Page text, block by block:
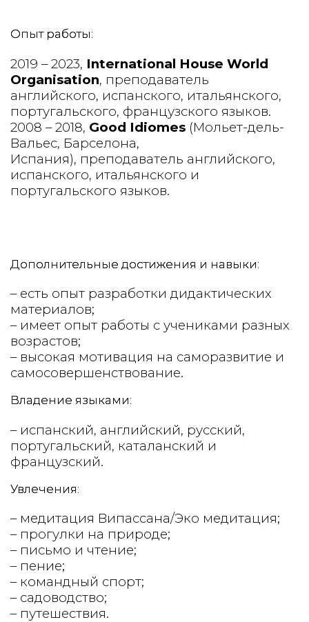
Опыт работы:
2019 – 2023, International House World
Organisation, преподаватель
английского, испанского, итальянского,
португальского, французского языков.
2008 – 2018, Good Idiomes (Мольет-дель-
Вальес, Барселона,
Испания), преподаватель английского,
испанского, итальянского и
португальского языков.
Дополнительные достижения и навыки:
– есть опыт разработки дидактических
материалов;
– имеет опыт работы с учениками разных
возрастов;
– высокая мотивация на саморазвитие и
самосовершенствование.
Владение языками:
– испанский, английский, русский,
португальский, каталанский и
французский.
Увлечения:
– медитация Випассана/Эко медитация;
– прогулки на природе;
– письмо и чтение;
– пение;
– командный спорт;
– садоводство;
– путешествия.